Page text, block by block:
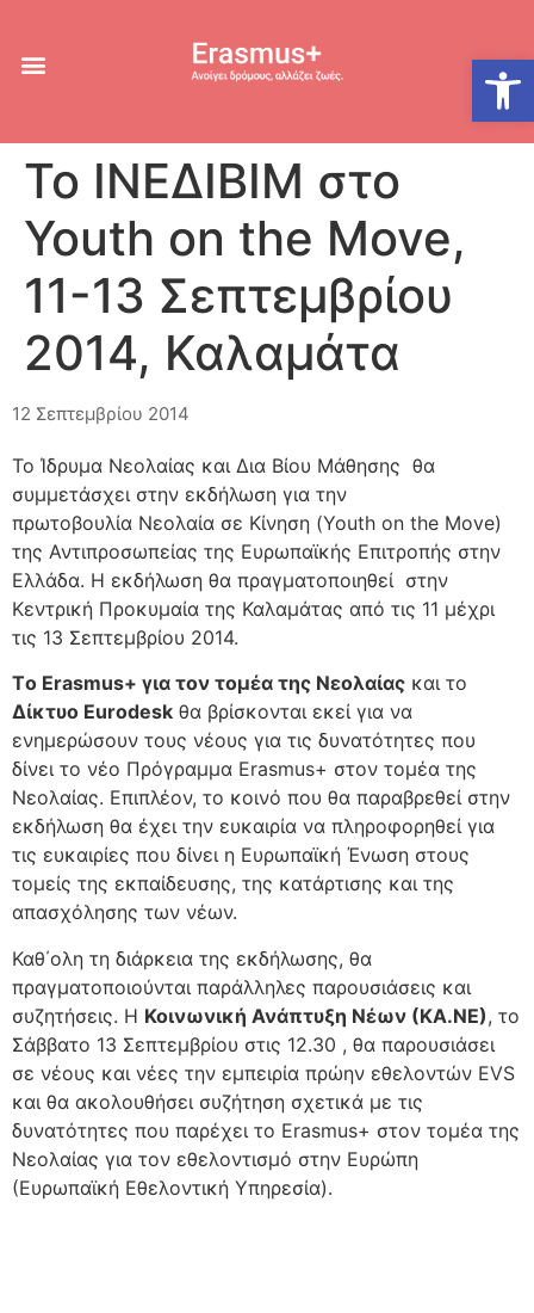
To ΙΝΕΔΙΒΙΜ στο
Youth on the Move,
11-13 Σεπτεμβρίου
2014, Καλαμάτα
12 Σεπτεμβρίου 2014
Το Ίδρυμα Νεολαίας και Δια Βίου Μάθησης θα
συμμετάσχει στην εκδήλωση για την
πρωτοβουλία Νεολαία σε Κίνηση (Youth on the Move)
της Αντιπροσωπείας της Ευρωπαϊκής Επιτροπής στην
Ελλάδα. Η εκδήλωση θα πραγματοποιηθεί στην
Κεντρική Προκυμαία της Καλαμάτας από τις 11 μέχρι
τις 13 Σεπτεμβρίου 2014.
Τo Erasmus+ για τον τομέα της Νεολαίας και το
Δίκτυο Eurodesk θα βρίσκονται εκεί για να
ενημερώσουν τους νέους για τις δυνατότητες που
δίνει το νέο Πρόγραμμα Erasmus+ στον τομέα της
Νεολαίας. Επιπλέον, το κοινό που θα παραβρεθεί στην
εκδήλωση θα έχει την ευκαιρία να πληροφορηθεί για
τις ευκαιρίες που δίνει η Ευρωπαϊκή Ένωση στους
τομείς της εκπαίδευσης, της κατάρτισης και της
απασχόλησης των νέων.
Καθ΄ολη τη διάρκεια της εκδήλωσης, θα
πραγματοποιούνται παράλληλες παρουσιάσεις και
συζητήσεις. Η Κοινωνική Ανάπτυξη Νέων (ΚΑ.ΝΕ), το
Σάββατο 13 Σεπτεμβρίου στις 12.30 , θα παρουσιάσει
σε νέους και νέες την εμπειρία πρώην εθελοντών EVS
και θα ακολουθήσει συζήτηση σχετικά με τις
δυνατότητες που παρέχει το Erasmus+ στον τομέα της
Νεολαίας για τον εθελοντισμό στην Ευρώπη
(Ευρωπαϊκή Εθελοντική Υπηρεσία).